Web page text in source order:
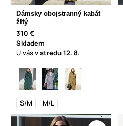
Dámsky obojstranný kabát
žltý
310 €
Skladem
U vásv stredu12. 8.
S/M M/L